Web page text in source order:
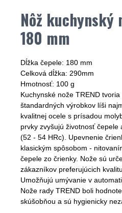
Nôž kuchynský
180 mm
Dĺžka čepele: 180 mm
Celková dĺžka: 290mm
Hmotnosť: 100 g
Kuchynské nože TREND
štandardných výrobkov líši
kvalitnej ocele s prísadou
prvky zvyšujú životnosť
(52 - 54 HRc). Upevnenie
klasickým spôsobom -
čepele zo črienky. Nože sú
zákazníkov preferujúcich kvalitu.
Umožňujú umývanie v
Nože rady TREND boli
skúšobňou a sú hygienicky